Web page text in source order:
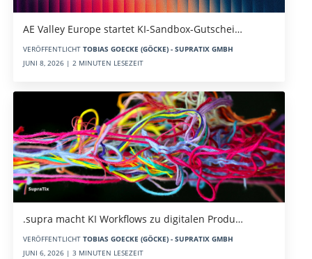
AE Valley Europe startet KI-Sandbox-Gutschei…
VERÖFFENTLICHT TOBIAS GOECKE (GÖCKE) - SUPRATIX GMBH
JUNI 8, 2026 | 2 MINUTEN LESEZEIT
.supra macht KI Workflows zu digitalen Produ…
VERÖFFENTLICHT TOBIAS GOECKE (GÖCKE) - SUPRATIX GMBH
JUNI 6, 2026 | 3 MINUTEN LESEZEIT